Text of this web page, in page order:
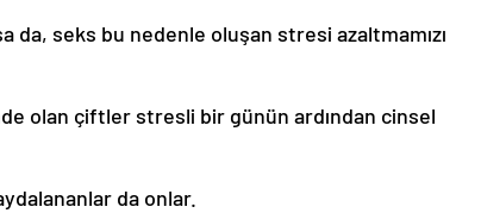
da, seks bu nedenle oluşan stresi azaltmamızı
olan çiftler stresli bir günün ardından cinsel
da onlar.